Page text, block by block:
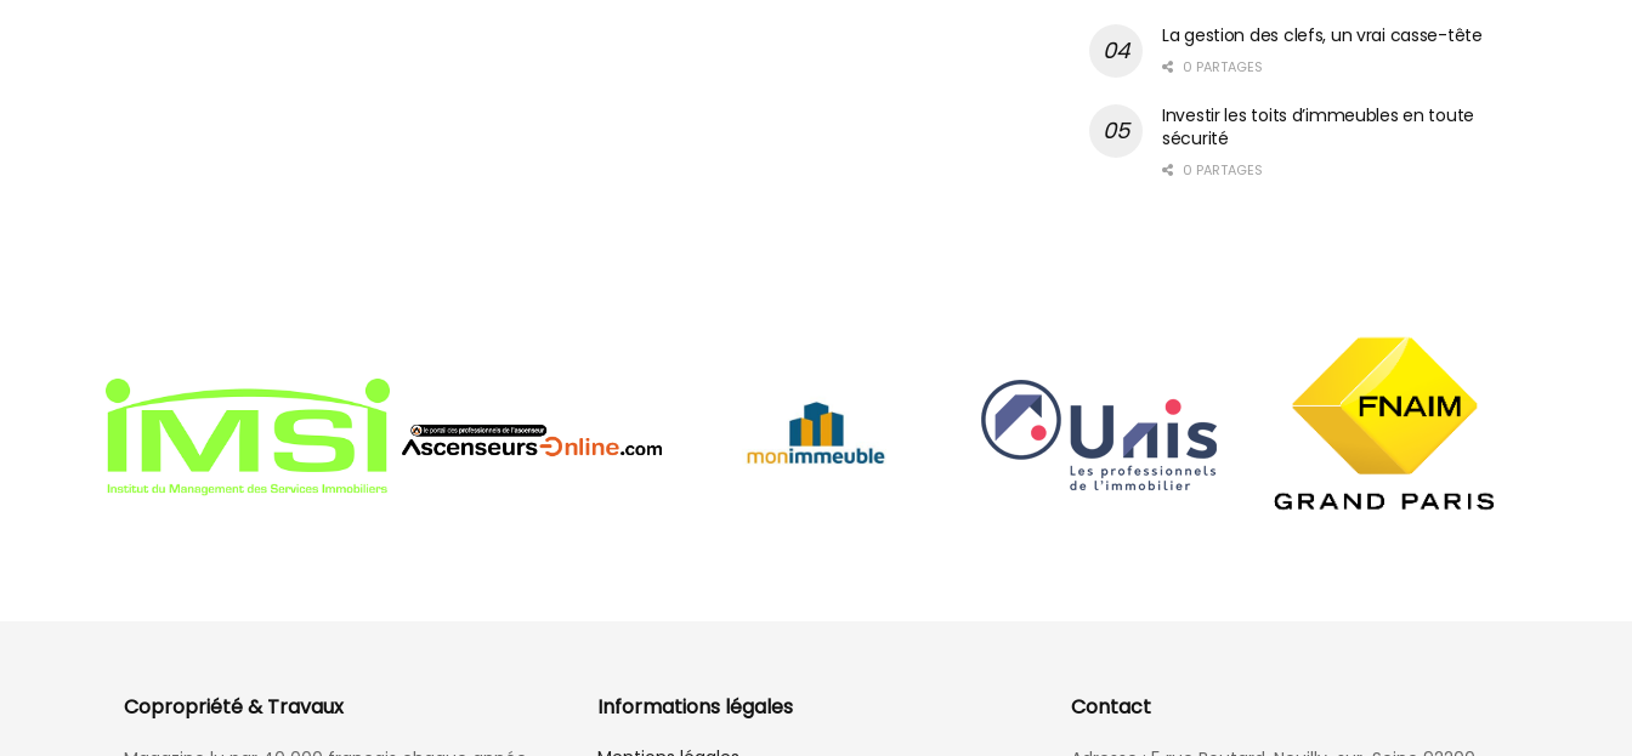
La gestion des clefs, un vrai casse-tête
0 PARTAGES
Investir les toits d’immeubles en toute
sécurité
0 PARTAGES
Copropriété & Travaux Informations légales Contact